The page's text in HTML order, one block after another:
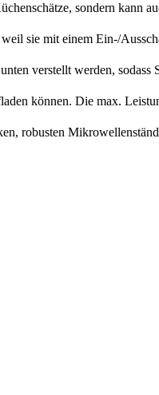
sondern kann
sie mit einem Ein-/
verstellt werden, sodass
können. Die max.
robusten